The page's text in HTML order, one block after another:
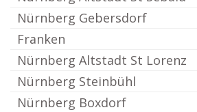
Nürnberg Gebersdorf
Franken
Nürnberg Altstadt St Lorenz
Nürnberg Steinbühl
Nürnberg Boxdorf